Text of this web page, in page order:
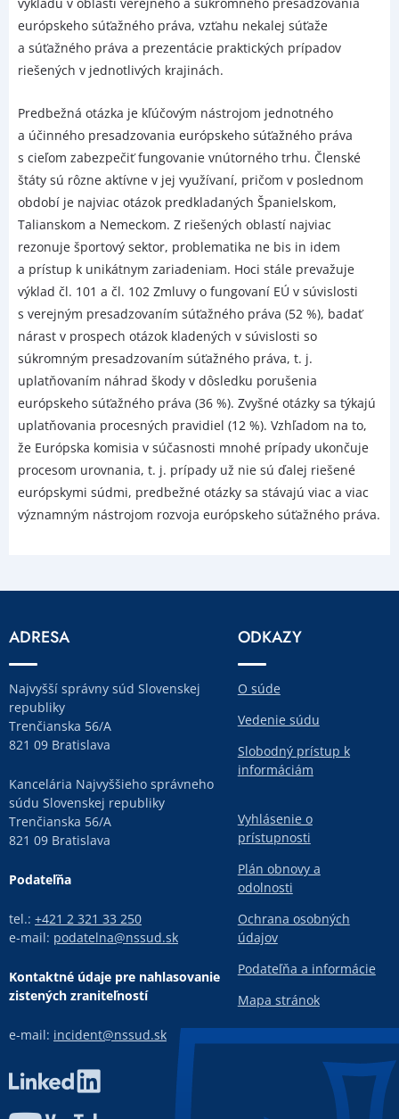
európskeho súťažného práva, vzťahu nekalej súťaže
a súťažného práva a prezentácie praktických prípadov
riešených v jednotlivých krajinách.
Predbežná otázka je kľúčovým nástrojom jednotného
a účinného presadzovania európskeho súťažného práva
s cieľom zabezpečiť fungovanie vnútorného trhu. Členské
štáty sú rôzne aktívne v jej využívaní, pričom v poslednom
období je najviac otázok predkladaných Španielskom,
Talianskom a Nemeckom. Z riešených oblastí najviac
rezonuje športový sektor, problematika ne bis in idem
a prístup k unikátnym zariadeniam. Hoci stále prevažuje
výklad čl. 101 a čl. 102 Zmluvy o fungovaní EÚ v súvislosti
s verejným presadzovaním súťažného práva (52 %), badať
nárast v prospech otázok kladených v súvislosti so
súkromným presadzovaním súťažného práva, t. j.
uplatňovaním náhrad škody v dôsledku porušenia
európskeho súťažného práva (36 %). Zvyšné otázky sa týkajú
uplatňovania procesných pravidiel (12 %). Vzhľadom na to,
že Európska komisia v súčasnosti mnohé prípady ukončuje
procesom urovnania, t. j. prípady už nie sú ďalej riešené
európskymi súdmi, predbežné otázky sa stávajú viac a viac
významným nástrojom rozvoja európskeho súťažného práva.
ADRESA
Najvyšší správny súd Slovenskej
republiky
Trenčianska 56/A
821 09 Bratislava
Kancelária Najvyššieho správneho
súdu Slovenskej republiky
Trenčianska 56/A
821 09 Bratislava
Podateľňa
tel.: +421 2 321 33 250
e-mail: podatelna@nssud.sk
Kontaktné údaje pre nahlasovanie
zistených zraniteľností
e-mail: incident@nssud.sk
ODKAZY
O súde
Vedenie súdu
Slobodný prístup k
informáciám
Vyhlásenie o
prístupnosti
Plán obnovy a
odolnosti
Ochrana osobných
údajov
Podateľňa a informácie
Mapa stránok